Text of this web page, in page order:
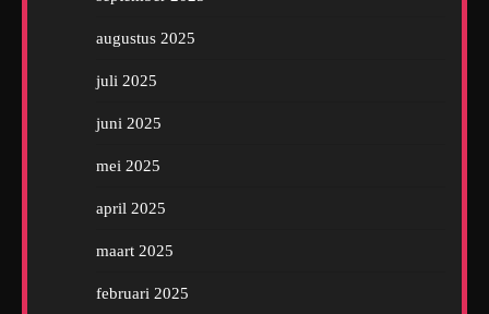
augustus 2025
juli 2025
juni 2025
mei 2025
april 2025
maart 2025
februari 2025